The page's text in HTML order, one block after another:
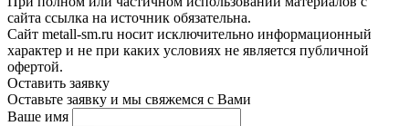
сайта ссылка на источник обязательна.
Сайт metall-sm.ru носит исключительно информационный
характер и не при каких условиях не является публичной
офертой.
Оставить заявку
Оставьте заявку и мы свяжемся с Вами
Ваше имя